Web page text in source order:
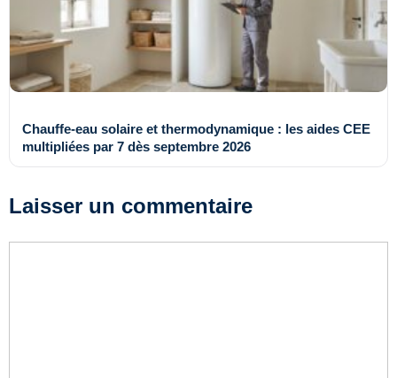
Chauffe-eau solaire et thermodynamique : les aides CEE
multipliées par 7 dès septembre 2026
Laisser un commentaire